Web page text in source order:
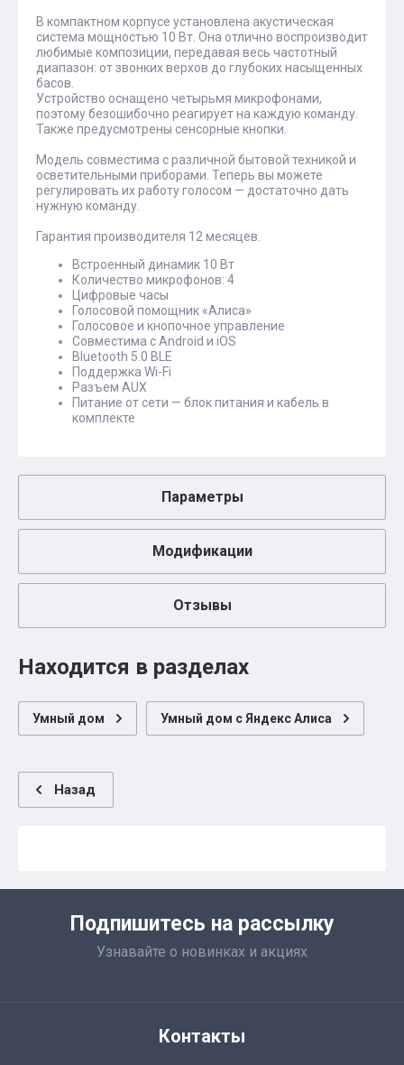
В компактном корпусе установлена акустическая
система мощностью 10 Вт. Она отлично воспроизводит
любимые композиции, передавая весь частотный
диапазон: от звонких верхов до глубоких насыщенных
басов.
Устройство оснащено четырьмя микрофонами,
поэтому безошибочно реагирует на каждую команду.
Также предусмотрены сенсорные кнопки.
Модель совместима с различной бытовой техникой и
осветительными приборами. Теперь вы можете
регулировать их работу голосом — достаточно дать
нужную команду.
Гарантия производителя 12 месяцев.
Встроенный динамик 10 Вт
Количество микрофонов: 4
Цифровые часы
Голосовой помощник «Алиса»
Голосовое и кнопочное управление
Совместима с Android и iOS
Bluetooth 5.0 BLE
Поддержка Wi-Fi
Разъем AUX
Питание от сети — блок питания и кабель в
комплекте
Параметры
Модификации
Отзывы
Находится в разделах
Умный дом Умный дом с Яндекс Алиса
Назад
Подпишитесь на рассылку
Узнавайте о новинках и акциях
Контакты